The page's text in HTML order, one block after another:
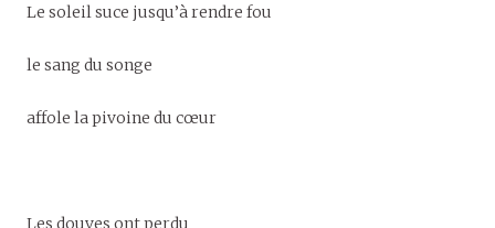
Le soleil suce jusqu’à rendre fou
le sang du songe
affole la pivoine du cœur
Les douves ont perdu